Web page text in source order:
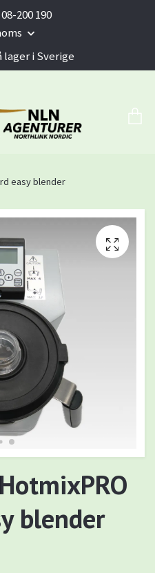
200 190
i Sverige
easy blender
blender